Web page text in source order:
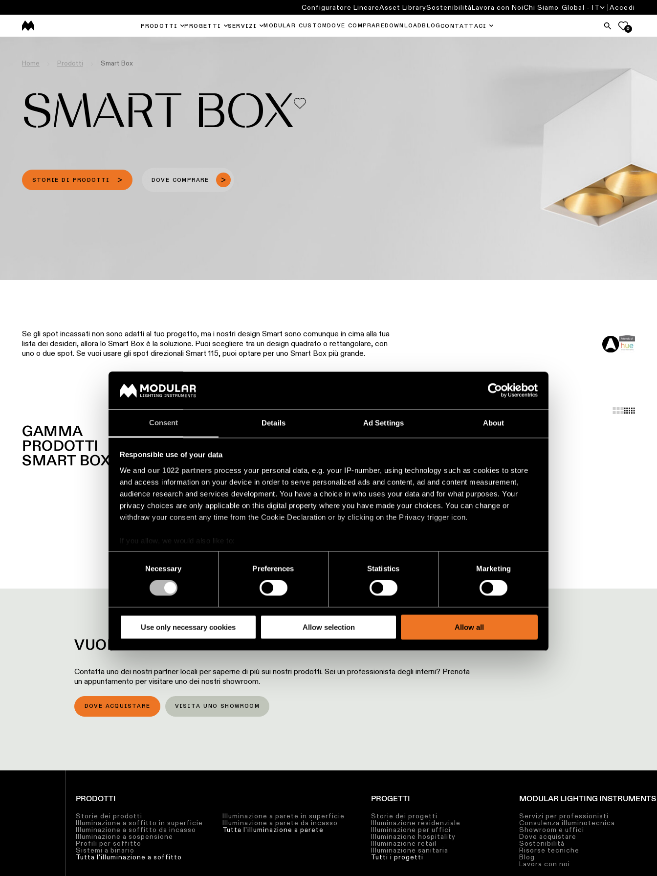
Consent Details Ad Settings About
Responsible use of your data
We and our 1022 partners process your personal data, e.g. your IP-number, using technology such as cookies to store
and access information on your device in order to serve personalized ads and content, ad and content measurement,
audience research and services development. You have a choice in who uses your data and for what purposes. Your
privacy choices are only applicable on this digital property where you have made your choices. You can change or
withdraw your consent any time from the Cookie Declaration or by clicking on the Privacy trigger icon.
If you allow, we would also like to:
Collect information about your geographical location which can be accurate to within several meters
Identify your device by actively scanning it for specific characteristics (fingerprinting)
Find out more about how your personal data is processed and set your preferences in the
analyze our traffic. We also share information about your use of our site with our social media, advertising and analytics
partners.
Necessary Preferences Statistics Marketing
Use only necessary cookies Allow selection Allow all
PRODOTTI PROGETTI SERVIZI MODULAR CUSTOM DOVE COMPRARE DOWNLOAD BLOGCONTATTACI 0
Configuratore LineareAsset LibrarySostenibilitàLavora con NoiChi Siamo Global - IT Accedi
Home Prodotti Smart Box
SMART BOX
STORIE DI PRODOTTI DOVE COMPRARE
Se gli spot incassati non sono adatti al tuo progetto, ma i nostri design Smart sono comunque in cima alla tua
lista dei desideri, allora lo Smart Box è la soluzione. Puoi scegliere tra un design quadrato o rettangolare, con
uno o due spot. Se vuoi usare gli spot direzionali Smart 115, puoi optare per uno Smart Box più grande.
GAMMA
PRODOTTI
SMART BOX
VUOI SAPERNE DI PIÙ SUI NOSTRI PRODOTTI?
Contatta uno dei nostri partner locali per saperne di più sui nostri prodotti. Sei un professionista degli interni? Prenota
un appuntamento per visitare uno dei nostri showroom.
DOVE ACQUISTARE VISITA UNO SHOWROOM
PRODOTTI
Storie dei prodotti
Illuminazione a soffitto in superficie
Illuminazione a soffitto da incasso
Illuminazione a sospensione
Profili per soffitto
Sistemi a binario
Tutta l'illuminazione a soffitto
Illuminazione a parete in superficie
Illuminazione a parete da incasso
Tutta l'illuminazione a parete
PROGETTI
Storie dei progetti
Illuminazione residenziale
Illuminazione per uffici
Illuminazione hospitality
Illuminazione retail
Illuminazione sanitaria
Tutti i progetti
MODULAR LIGHTING INSTRUMENTS
Servizi per professionisti
Consulenza illuminotecnica
Showroom e uffici
Dove acquistare
Sostenibilità
Risorse tecniche
Blog
Lavora con noi